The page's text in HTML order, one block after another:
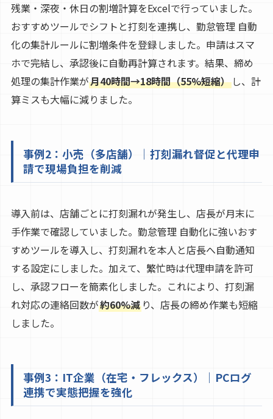
残業・深夜・休日の割増計算をExcelで行っていました。
おすすめツールでシフトと打刻を連携し、勤怠管理 自動
化の集計ルールに割増条件を登録しました。申請はスマ
ホで完結し、承認後に自動再計算されます。結果、締め
処理の集計作業が月40時間→18時間（55%短縮）し、計
算ミスも大幅に減りました。
事例2：小売（多店舗）｜打刻漏れ督促と代理申
請で現場負担を削減
導入前は、店舗ごとに打刻漏れが発生し、店長が月末に
手作業で確認していました。勤怠管理 自動化に強いおす
すめツールを導入し、打刻漏れを本人と店長へ自動通知
する設定にしました。加えて、繁忙時は代理申請を許可
し、承認フローを簡素化しました。これにより、打刻漏
れ対応の連絡回数が約60%減り、店長の締め作業も短縮
しました。
事例3：IT企業（在宅・フレックス）｜PCログ
連携で実態把握を強化